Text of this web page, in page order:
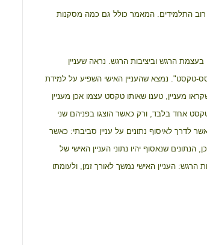
רוב התלמידים. המאמר כולל גם כמה מסקנות
הרגש וביציבות הרגש. נראה שעניין
טקסט". נמצא שהעניין האישי השפיע על למידת
מעניין, טענו שאותו טקסט עצמו אכן מעניין
הוצג בפניהם טקסט אחד בלבד, ורק כאשר הוצגו בפניהם שני
לדרך לאיסוף נתונים על עניין סביבתי: כאשר
שנאסוף יהיו נתוני העניין האישי של
הרגש: העניין האישי נמשך לאורך זמן, ולעומתו